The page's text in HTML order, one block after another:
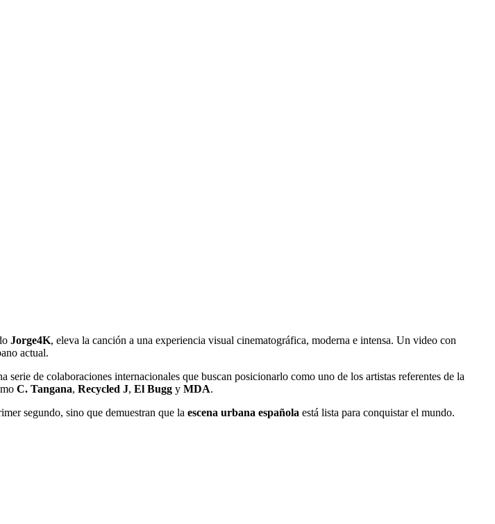
Jorge4K, eleva la canción a una experiencia visual cinematográfica, moderna e intensa. Un video con
actual.
de colaboraciones internacionales que buscan posicionarlo como uno de los artistas referentes de la
C. Tangana, Recycled J, El Bugg y MDA.
segundo, sino que demuestran que la escena urbana española está lista para conquistar el mundo.